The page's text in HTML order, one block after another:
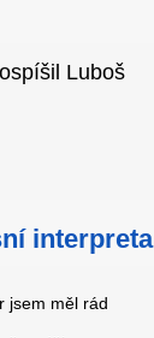
Luboš
interpreta
jsem měl rád